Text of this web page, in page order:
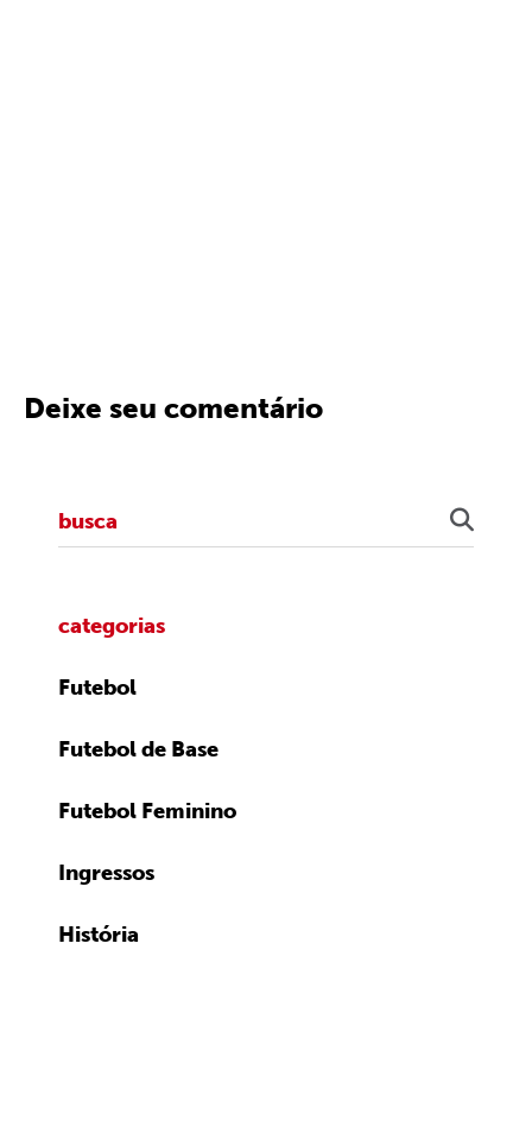
Deixe seu comentário
categorias
Futebol
Futebol de Base
Futebol Feminino
Ingressos
História